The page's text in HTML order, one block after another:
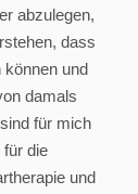
abzulegen,
dass
können und
damals
für mich
für die
und